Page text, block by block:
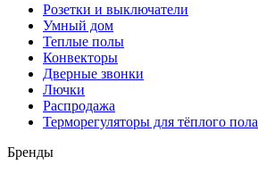
Розетки и выключатели
Умный дом
Теплые полы
Конвекторы
Дверные звонки
Лючки
Распродажа
Терморегуляторы для тёплого пола
Бренды